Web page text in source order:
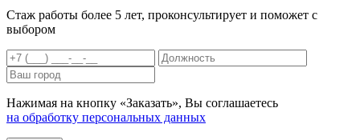
Стаж работы более 5 лет, проконсультирует и поможет с
выбором
Нажимая на кнопку «Заказать», Вы соглашаетесь
на обработку персональных данных